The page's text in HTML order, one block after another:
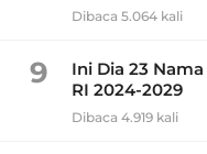
Dibaca 5.064 kali
9
Ini Dia 23
RI 2024-2029
Dibaca 4.919 kali